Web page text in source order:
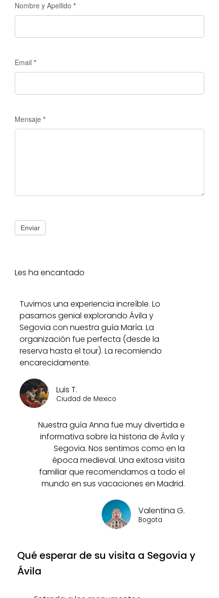
de
Madrid
Tours
Nombre y Apellido *
Email *
Mensaje *
Enviar
Les ha encantado
Tuvimos una experiencia increíble. Lo
pasamos genial explorando Ávila y
Segovia con nuestra guía María. La
organización fue perfecta (desde la
reserva hasta el tour). La recomiendo
encarecidamente.
Luis T.
Ciudad de Mexico
Nuestra guía Anna fue muy divertida e
informativa sobre la historia de Ávila y
Segovia. Nos sentimos como en la
época medieval. Una exitosa visita
familiar que recomendamos a todo el
mundo en sus vacaciones en Madrid.
Valentina G.
Bogota
Qué esperar de su visita a Segovia y
Ávila